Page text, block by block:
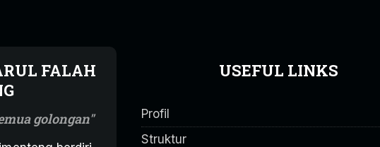
FALAH
golongan
USEFUL LINKS
Profil
Struktur